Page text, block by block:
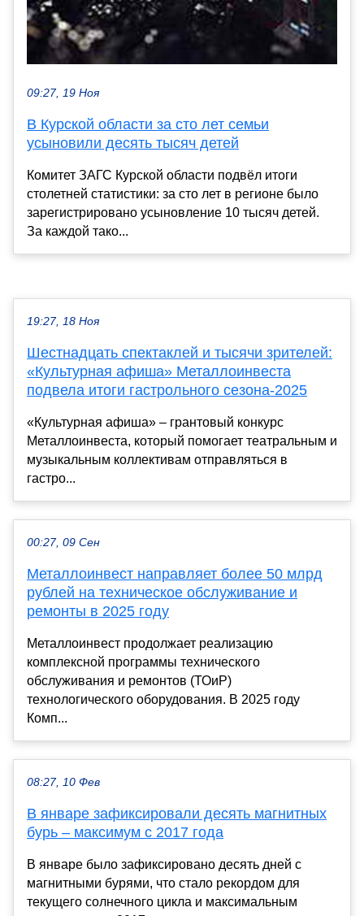
09:27, 19 Ноя
В Курской области за сто лет семьи
усыновили десять тысяч детей
Комитет ЗАГС Курской области подвёл итоги
столетней статистики: за сто лет в регионе было
зарегистрировано усыновление 10 тысяч детей.
За каждой тако...
19:27, 18 Ноя
Шестнадцать спектаклей и тысячи зрителей:
«Культурная афиша» Металлоинвеста
подвела итоги гастрольного сезона-2025
«Культурная афиша» – грантовый конкурс
Металлоинвеста, который помогает театральным и
музыкальным коллективам отправляться в
гастро...
00:27, 09 Сен
Металлоинвест направляет более 50 млрд
рублей на техническое обслуживание и
ремонты в 2025 году
Металлоинвест продолжает реализацию
комплексной программы технического
обслуживания и ремонтов (ТОиР)
технологического оборудования. В 2025 году
Комп...
08:27, 10 Фев
В январе зафиксировали десять магнитных
бурь – максимум с 2017 года
В январе было зафиксировано десять дней с
магнитными бурями, что стало рекордом для
текущего солнечного цикла и максимальным